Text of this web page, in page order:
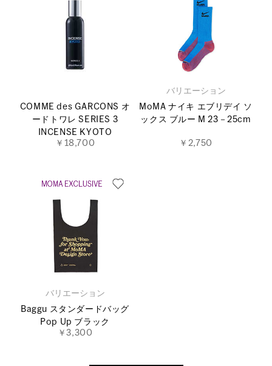
COMME des GARCONS オ
ードトワレ SERIES 3
INCENSE KYOTO
￥18,700
バリエーション
MoMA ナイキ エブリデイ ソ
ックス ブルー M 23－25cm
￥2,750
バリエーション
Baggu スタンダードバッグ
Pop Up ブラック
￥3,300